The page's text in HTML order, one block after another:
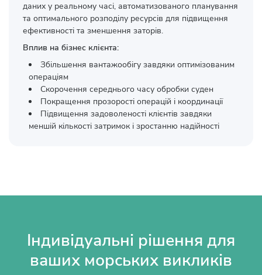
даних у реальному часі, автоматизованого планування
та оптимального розподілу ресурсів для підвищення
ефективності та зменшення заторів.
Вплив на бізнес клієнта:
Збільшення вантажообігу завдяки оптимізованим
операціям
Скорочення середнього часу обробки суден
Покращення прозорості операцій і координації
Підвищення задоволеності клієнтів завдяки
меншій кількості затримок і зростанню надійності
Індивідуальні рішення для
ваших морських викликів